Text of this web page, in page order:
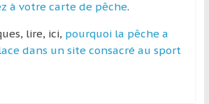
à votre carte de pêche.
lire, ici, pourquoi la pêche a
dans un site consacré au sport